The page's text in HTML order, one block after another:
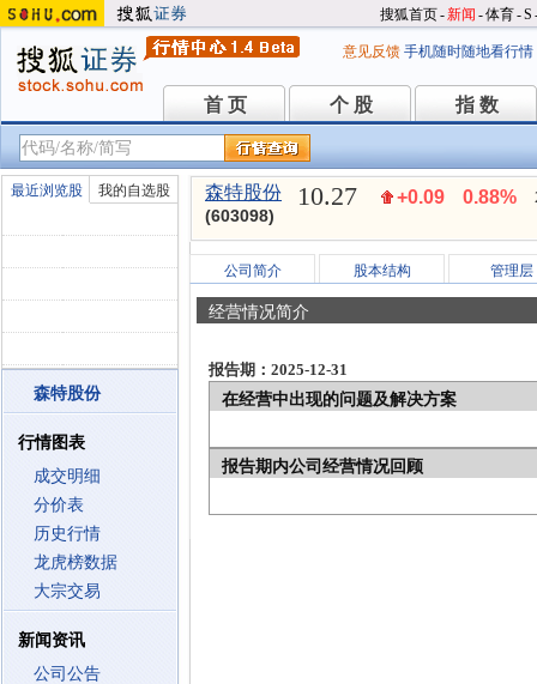
搜狐首页-新闻 -体育-S
意见反馈 手机随时随地看行情
首 页
首 页 个 股
个 股 指 数
指 数
最近浏览股 我的自选股
森特股份
行情图表
成交明细
分价表
历史行情
龙虎榜数据
大宗交易
新闻资讯
公司公告
森特股份
(603098)
10.27 +0.09 0.88%
公司简介 股本结构 管理层
经营情况简介
报告期：2025-12-31
在经营中出现的问题及解决方案
报告期内公司经营情况回顾